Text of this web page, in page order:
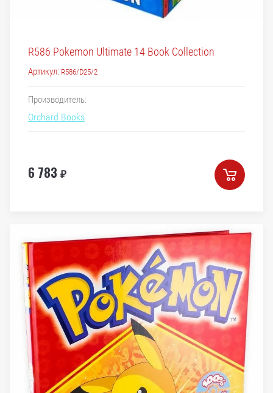
R586 Pokemon Ultimate 14 Book Collection
Артикул: R586/D25/2
Производитель:
Orchard Books
6 783 ₽